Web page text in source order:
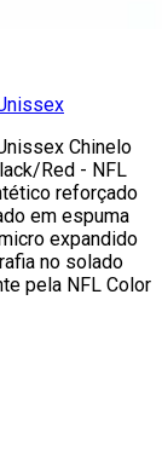
Chinelo
Red - NFL
reforçado
em espuma
expandido
no solado
pela NFL Color